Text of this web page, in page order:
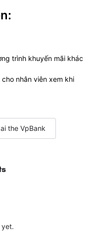
trình khuyến mãi khác
nhân viên xem khi
the VpBank
yet.